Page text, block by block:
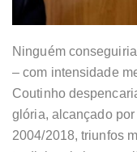
Ninguém
– com intensidade
Coutinho
glória, alcançado
2004/2018, triunfos